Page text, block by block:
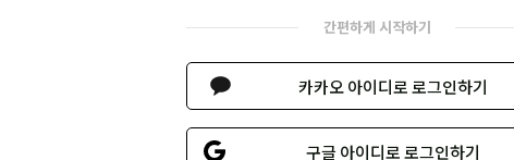
간편하게 시작하기
카카오 아이디로 로그인하기
구글 아이디로 로그인하기